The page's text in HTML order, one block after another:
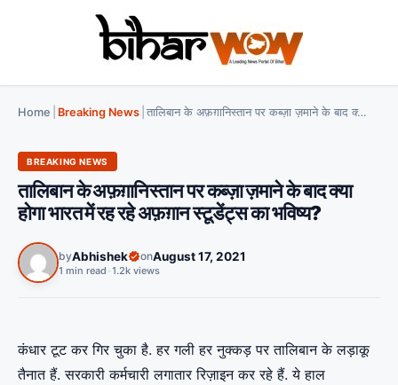
Home Breaking News तालिबान के अफ़ग़ानिस्तान पर कब्ज़ा ज़माने के बाद क्या होगा भारत में रह रहे अफ़ग़ान स्टूडेंट्स का भविष्य?
BREAKING NEWS
तालिबान के अफ़ग़ानिस्तान पर कब्ज़ा ज़माने के बाद क्या
होगा भारत में रह रहे अफ़ग़ान स्टूडेंट्स का भविष्य?
byAbhishek onAugust 17, 2021
1 min read 1.2k views
कंधार टूट कर गिर चुका है. हर गली हर नुक्कड़ पर तालिबान के लड़ाकू
तैनात हैं. सरकारी कर्मचारी लगातार रिज़ाइन कर रहे हैं. ये हाल